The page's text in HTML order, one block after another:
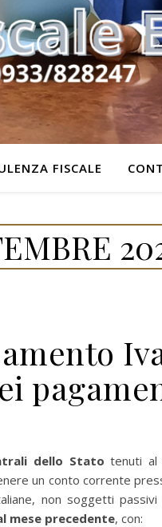
FISCALE
dello Stato tenuti al
un conto corrente
non soggetti
mese precedente, con: